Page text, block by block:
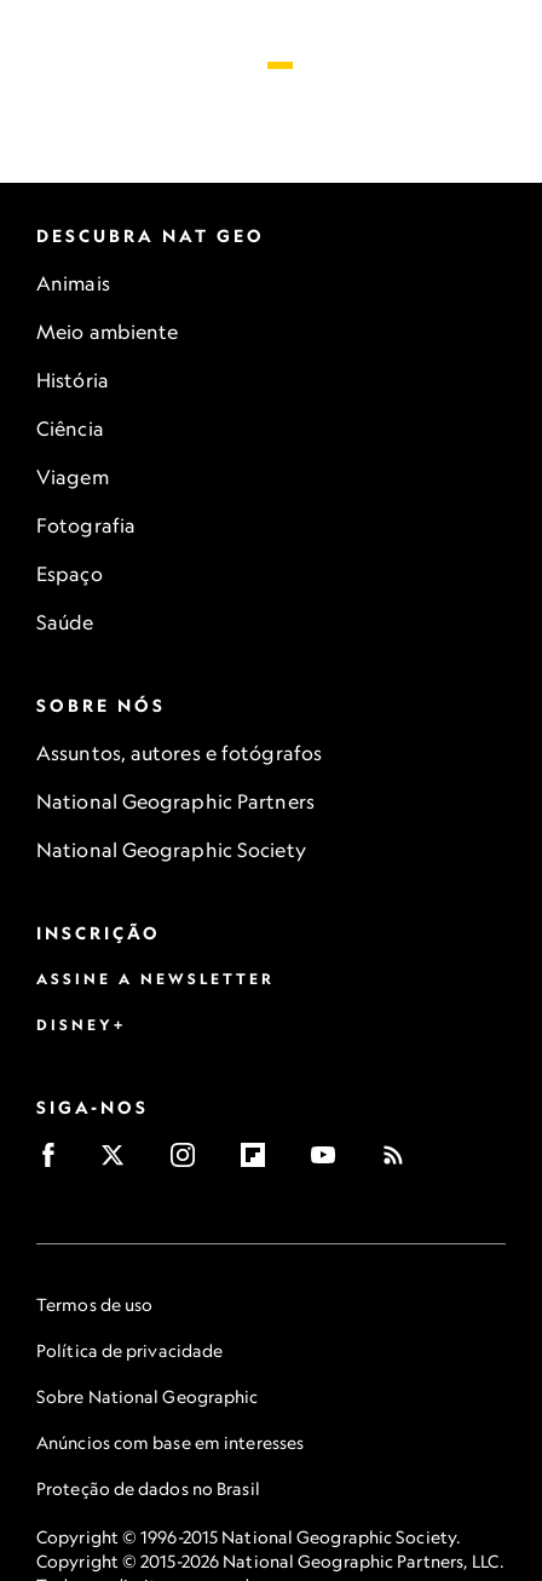
DESCUBRA NAT GEO
Animais
Meio ambiente
História
Ciência
Viagem
Fotografia
Espaço
Saúde
SOBRE NÓS
Assuntos, autores e fotógrafos
National Geographic Partners
National Geographic Society
INSCRIÇÃO
ASSINE A NEWSLETTER
DISNEY+
SIGA-NOS
Termos de uso
Política de privacidade
Sobre National Geographic
Anúncios com base em interesses
Proteção de dados no Brasil
Copyright © 1996-2015 National Geographic Society.
Copyright © 2015-2026 National Geographic Partners, LLC.